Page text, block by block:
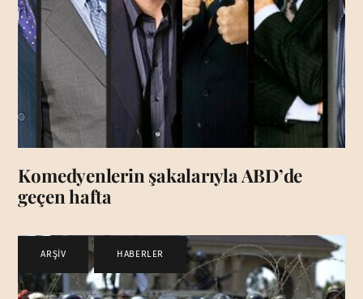
Komedyenlerin şakalarıyla ABD’de
geçen hafta
ARŞİV , HABERLER